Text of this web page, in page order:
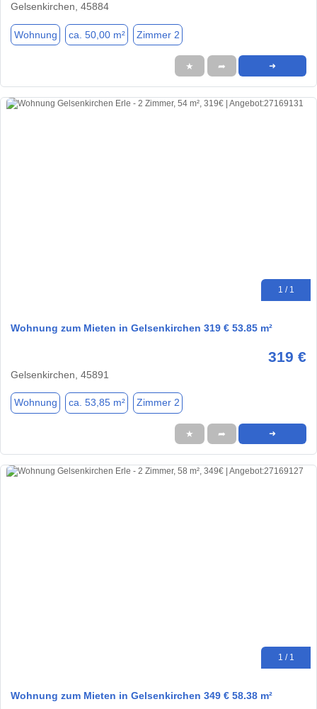
Gelsenkirchen, 45884
Wohnung ca. 50,00 m² Zimmer 2
★ ➦ ➜
1 / 1
Wohnung zum Mieten in Gelsenkirchen 319 € 53.85 m²
319 €
Gelsenkirchen, 45891
Wohnung ca. 53,85 m² Zimmer 2
★ ➦ ➜
1 / 1
Wohnung zum Mieten in Gelsenkirchen 349 € 58.38 m²